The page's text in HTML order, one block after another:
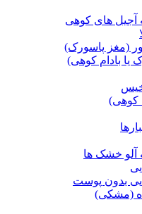
آجیل های کوهی
(مغز پاسورک)
یا بادام کوهی)
خیس
کوهی)
آلو خشک ها
بدون پوست
(مشکی)